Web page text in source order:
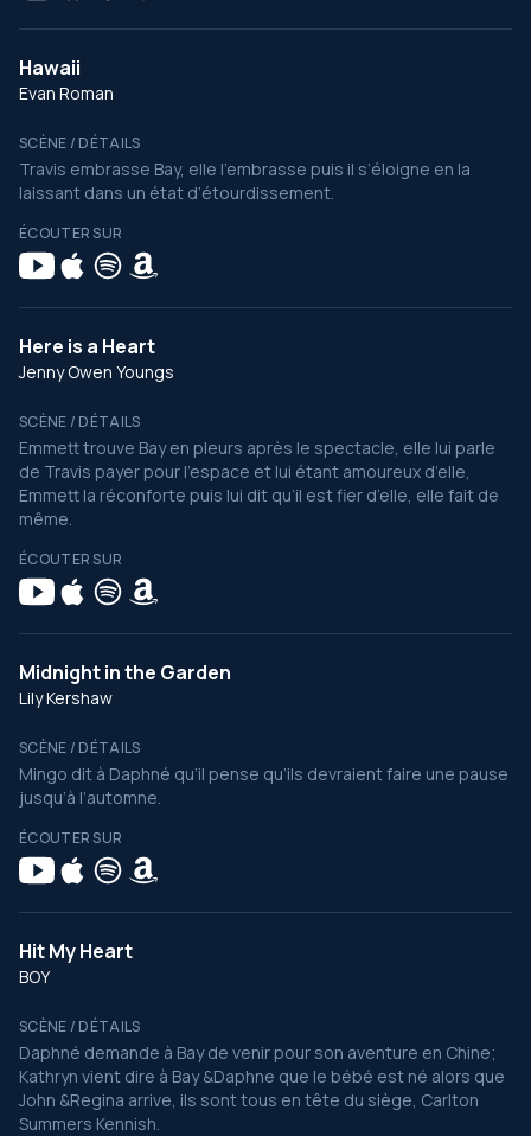
Hawaii
Evan Roman
SCÈNE / DÉTAILS
Travis embrasse Bay, elle l’embrasse puis il s’éloigne en la
laissant dans un état d’étourdissement.
ÉCOUTER SUR
Here is a Heart
Jenny Owen Youngs
SCÈNE / DÉTAILS
Emmett trouve Bay en pleurs après le spectacle, elle lui parle
de Travis payer pour l’espace et lui étant amoureux d’elle,
Emmett la réconforte puis lui dit qu’il est fier d’elle, elle fait de
même.
ÉCOUTER SUR
Midnight in the Garden
Lily Kershaw
SCÈNE / DÉTAILS
Mingo dit à Daphné qu’il pense qu’ils devraient faire une pause
jusqu’à l’automne.
ÉCOUTER SUR
Hit My Heart
BOY
SCÈNE / DÉTAILS
Daphné demande à Bay de venir pour son aventure en Chine;
Kathryn vient dire à Bay &Daphne que le bébé est né alors que
John &Regina arrive, ils sont tous en tête du siège, Carlton
Summers Kennish.